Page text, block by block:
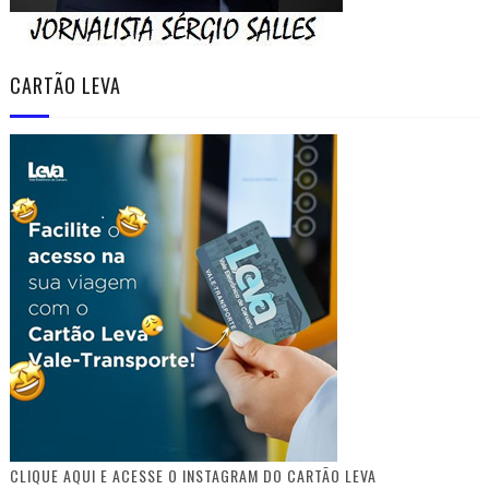
CARTÃO LEVA
CLIQUE AQUI E ACESSE O INSTAGRAM DO CARTÃO LEVA